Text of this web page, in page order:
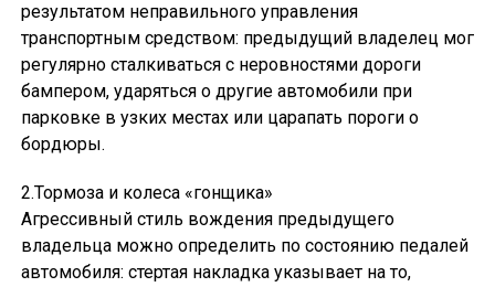
результатом неправильного управления
транспортным средством: предыдущий владелец мог
регулярно сталкиваться с неровностями дороги
бампером, ударяться о другие автомобили при
парковке в узких местах или царапать пороги о
бордюры.
2.Тормоза и колеса «гонщика»
Агрессивный стиль вождения предыдущего
владельца можно определить по состоянию педалей
автомобиля: стертая накладка указывает на то,